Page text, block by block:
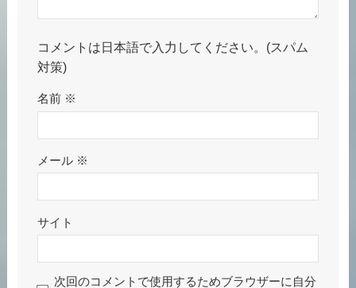
コメントは日本語で入力してください。(スパム
対策)
名前 ※
メール ※
サイト
次回のコメントで使用するためブラウザーに自分